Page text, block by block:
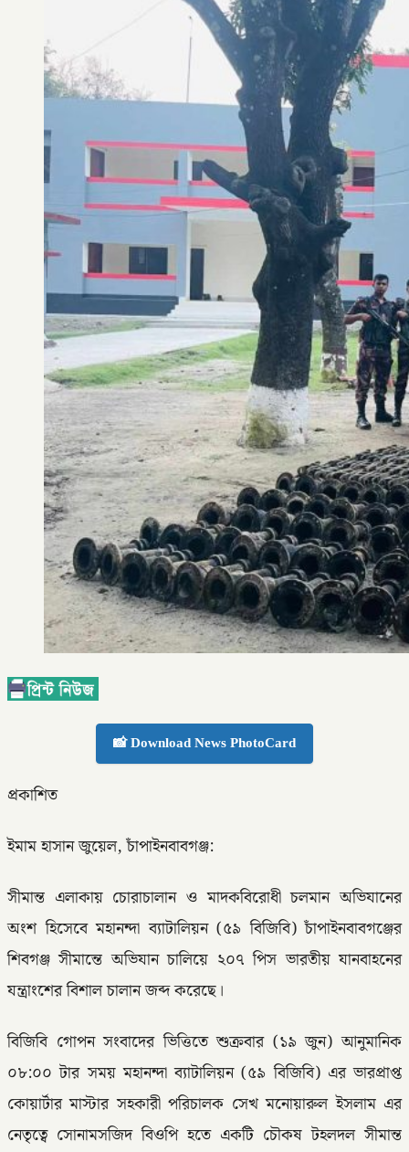
📸 Download News PhotoCard
প্রকাশিত
ইমাম হাসান জুয়েল, চাঁপাইনবাবগঞ্জ:
সীমান্ত এলাকায় চোরাচালান ও মাদকবিরোধী চলমান অভিযানের
অংশ হিসেবে মহানন্দা ব্যাটালিয়ন (৫৯ বিজিবি) চাঁপাইনবাবগঞ্জের
শিবগঞ্জ সীমান্তে অভিযান চালিয়ে ২০৭ পিস ভারতীয় যানবাহনের
যন্ত্রাংশের বিশাল চালান জব্দ করেছে।
বিজিবি গোপন সংবাদের ভিত্তিতে শুক্রবার (১৯ জুন) আনুমানিক
০৮:০০ টার সময় মহানন্দা ব্যাটালিয়ন (৫৯ বিজিবি) এর ভারপ্রাপ্ত
কোয়ার্টার মাস্টার সহকারী পরিচালক সেখ মনোয়ারুল ইসলাম এর
নেতৃত্বে সোনামসজিদ বিওপি হতে একটি চৌকষ টহলদল সীমান্ত